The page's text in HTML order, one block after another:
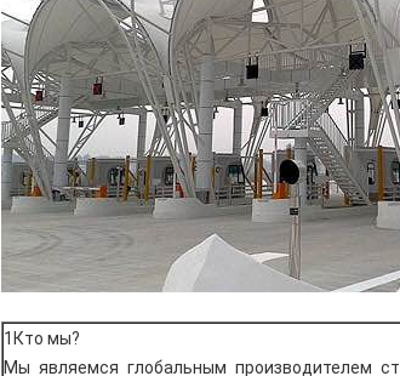
1Кто мы?
Мы являемся глобальным производителем